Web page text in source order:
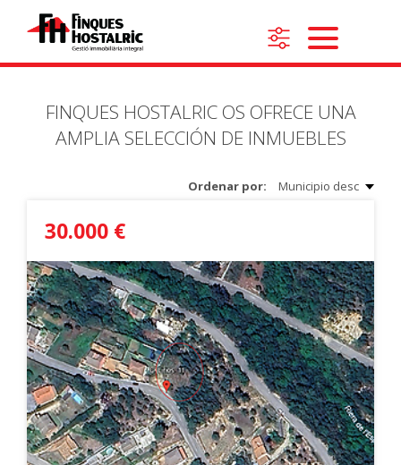
FINQUES HOSTALRIC OS OFRECE UNA
AMPLIA SELECCIÓN DE INMUEBLES
Ordenar por: Municipio desc
30.000 €